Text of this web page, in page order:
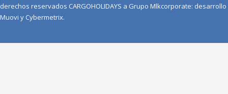
derechos reservados CARGOHOLIDAYS a Grupo Mlkcorporate: desarrollo
Muovi y Cybermetrix.